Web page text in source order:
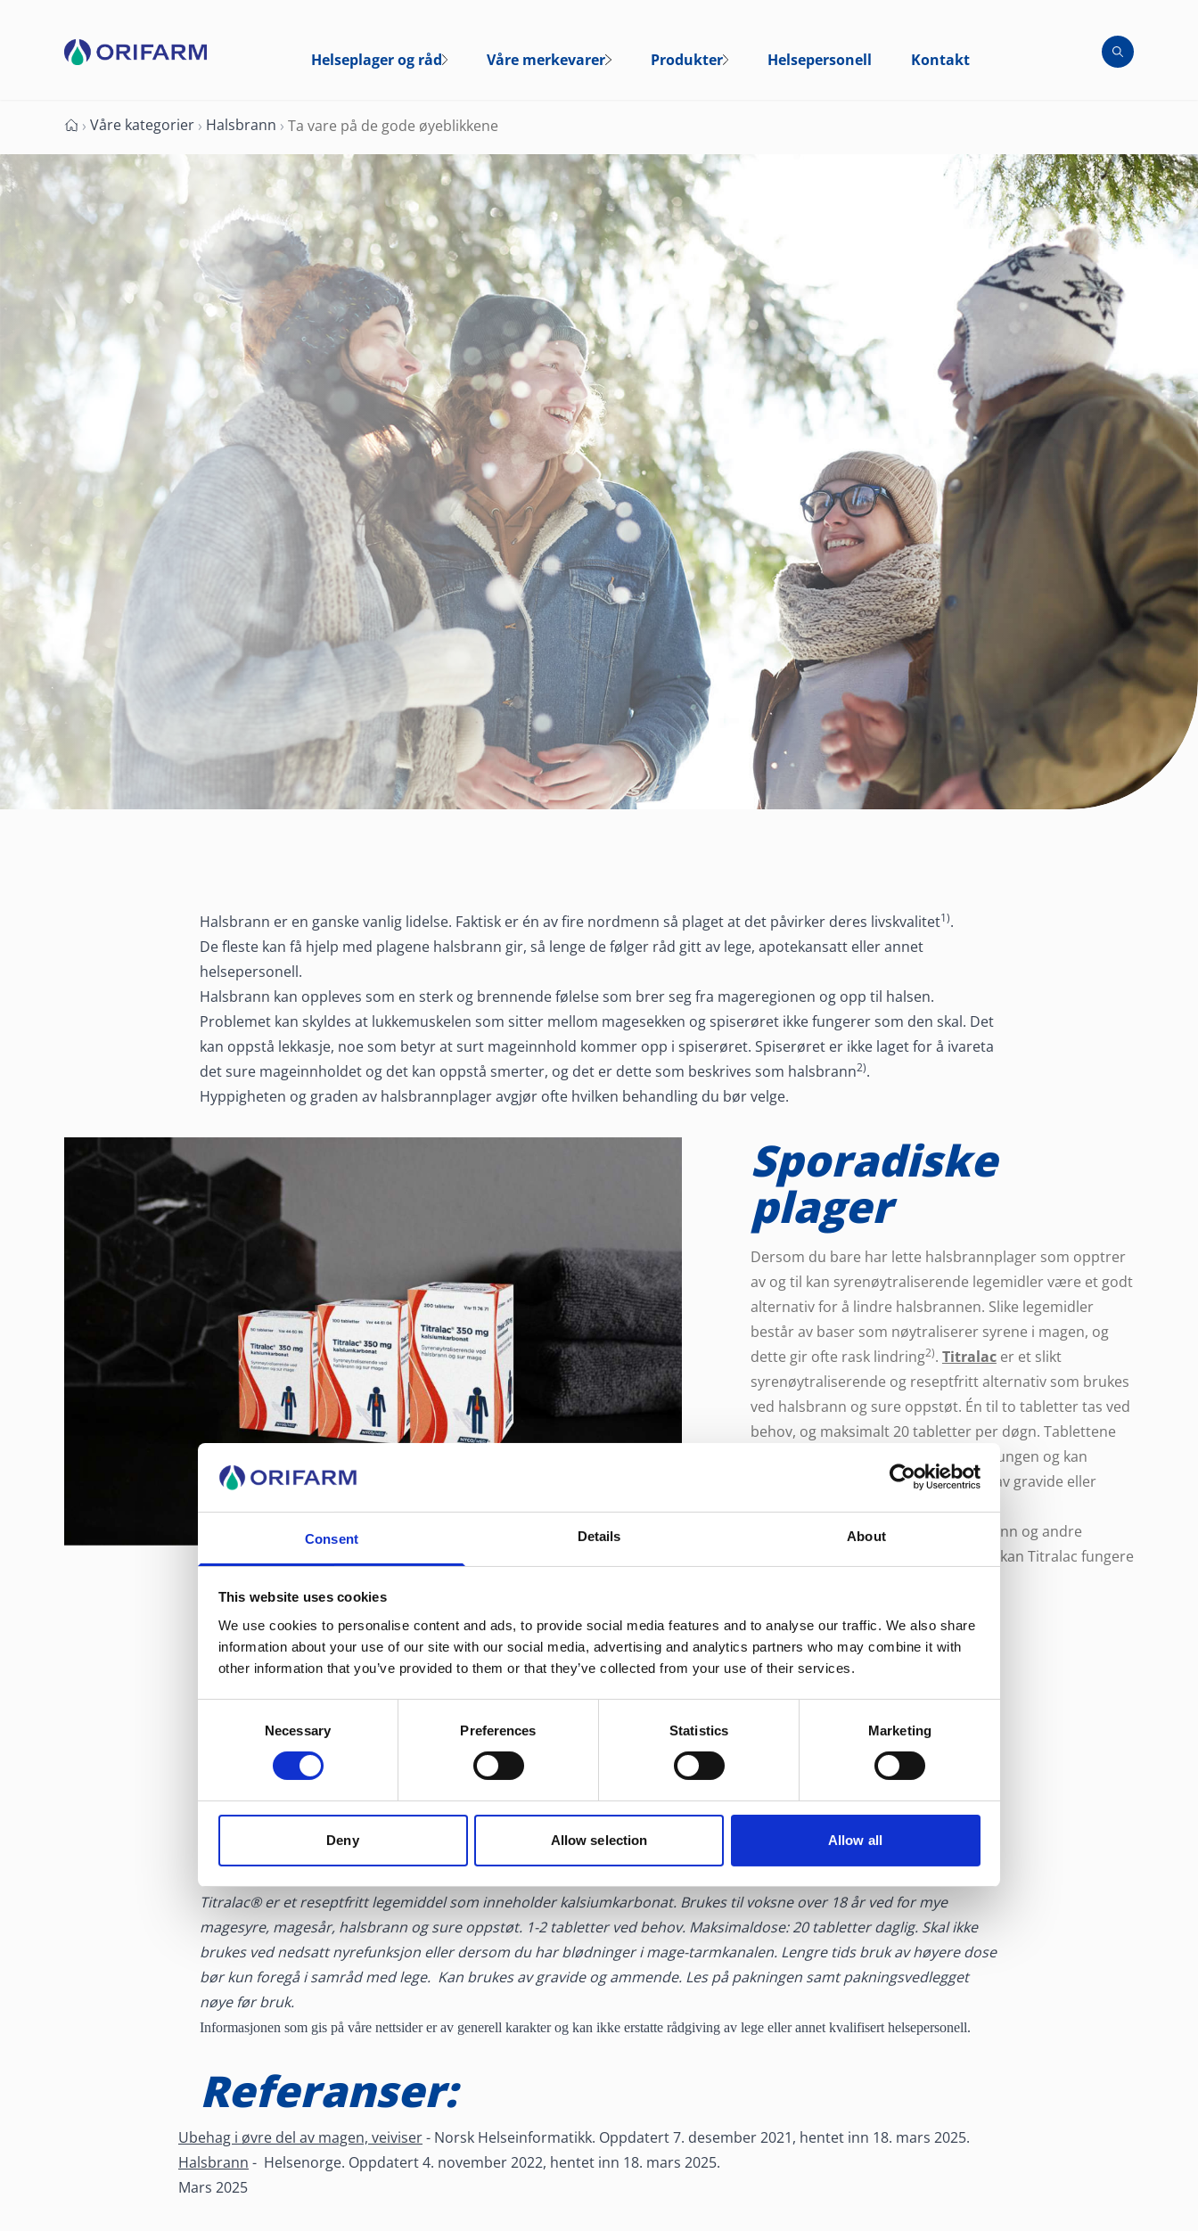
Consent Details About
This website uses cookies
We use cookies to personalise content and ads, to provide social media features and to analyse our traffic. We also share
information about your use of our site with our social media, advertising and analytics partners who may combine it with
other information that you’ve provided to them or that they’ve collected from your use of their services.
Necessary Preferences Statistics Marketing
Deny Allow selection Allow all
Helseplager og råd Våre merkevarer Produkter Helsepersonell Kontakt
Forside
› Våre kategorier › Halsbrann › Ta vare på de gode øyeblikkene
Ta vare på de gode
øyeblikkene
Halsbrann er en ganske vanlig lidelse. Faktisk er én av fire nordmenn så plaget at det påvirker deres livskvalitet1).
De fleste kan få hjelp med plagene halsbrann gir, så lenge de følger råd gitt av lege, apotekansatt eller annet
helsepersonell.
Halsbrann kan oppleves som en sterk og brennende følelse som brer seg fra mageregionen og opp til halsen.
Problemet kan skyldes at lukkemuskelen som sitter mellom magesekken og spiserøret ikke fungerer som den skal. Det
kan oppstå lekkasje, noe som betyr at surt mageinnhold kommer opp i spiserøret. Spiserøret er ikke laget for å ivareta
det sure mageinnholdet og det kan oppstå smerter, og det er dette som beskrives som halsbrann2).
Hyppigheten og graden av halsbrannplager avgjør ofte hvilken behandling du bør velge.
Sporadiske
plager
Dersom du bare har lette halsbrannplager som opptrer
av og til kan syrenøytraliserende legemidler være et godt
alternativ for å lindre halsbrannen. Slike legemidler
består av baser som nøytraliserer syrene i magen, og
dette gir ofte rask lindring2). Titralacer et slikt
syrenøytraliserende og reseptfritt alternativ som brukes
ved halsbrann og sure oppstøt. Én til to tabletter tas ved
behov, og maksimalt 20 tabletter per døgn. Tablettene
kan svelges, tygges eller smeltes på tungen og kan
benyttes av voksne over 18 år, samt av gravide eller
Hvis du innimellom plages av halsbrann og andre
ubehag knyttet til for mye magesyre, kan Titralac fungere
Tilbakevendende plager
Opplever du halsbrannplager oft, kan du prøve en protonpumpehemmer. Den virker ved at produksjon av magesyre
hemmes, noe som fører til at mageinnholdet som kommer opp i spiserøret er mindre surt
Halsbrann skal tas på alvor. I tillegg til å være smertefullt, kan det hindre deg i å delta på daglige aktiviteter eller i
finne riktig behandling.
Titralac® er et reseptfritt legemiddel som inneholder kalsiumkarbonat. Brukes til voksne over 18 år ved for mye
magesyre, magesår, halsbrann og sure oppstøt. 1-2 tabletter ved behov. Maksimaldose: 20 tabletter daglig. Skal ikke
brukes ved nedsatt nyrefunksjon eller dersom du har blødninger i mage-tarmkanalen. Lengre tids bruk av høyere dose
bør kun foregå i samråd med lege. Kan brukes av gravide og ammende. Les på pakningen samt pakningsvedlegget
nøye før bruk.
Informasjonen som gis på våre nettsider er av generell karakter og kan ikke erstatte rådgiving av lege eller annet kvalifisert helsepersonell.
Referanser:
Ubehag i øvre del av magen, veiviser- Norsk Helseinformatikk. Oppdatert 7. desember 2021, hentet inn 18. mars 2025.
Halsbrann - Helsenorge. Oppdatert 4. november 2022, hentet inn 18. mars 2025.
Mars 2025